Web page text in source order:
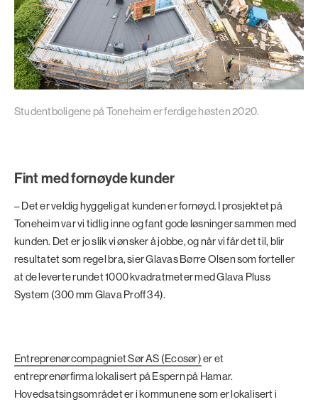
Studentboligene på Toneheim er ferdige høsten 2020.
Fint med fornøyde kunder
– Det er veldig hyggelig at kunden er fornøyd. I prosjektet på
Toneheim var vi tidlig inne og fant gode løsninger sammen med
kunden. Det er jo slik vi ønsker å jobbe, og når vi får det til, blir
resultatet som regel bra, sier Glavas Børre Olsen som forteller
at de leverte rundet 1000 kvadratmeter med Glava Pluss
System (300 mm Glava Proff 34).
Entreprenørcompagniet Sør AS (Ecosør)er et
entreprenørfirma lokalisert på Espern på Hamar.
Hovedsatsingsområdet er i kommunene som er lokalisert i